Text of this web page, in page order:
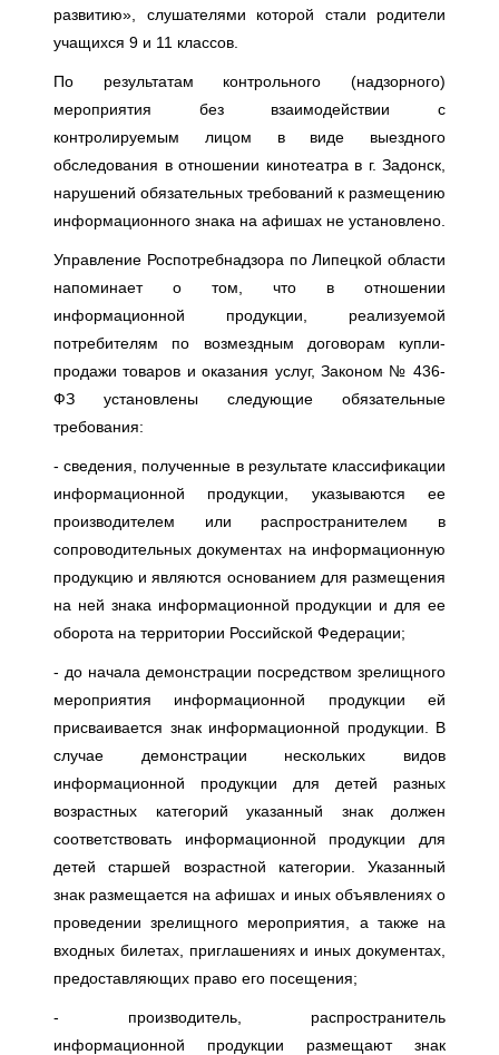
развитию», слушателями которой стали родители
учащихся 9 и 11 классов.
По результатам контрольного (надзорного)
мероприятия без взаимодействии с
контролируемым лицом в виде выездного
обследования в отношении кинотеатра в г. Задонск,
нарушений обязательных требований к размещению
информационного знака на афишах не установлено.
Управление Роспотребнадзора по Липецкой области
напоминает о том, что в отношении
информационной продукции, реализуемой
потребителям по возмездным договорам купли-
продажи товаров и оказания услуг, Законом № 436-
ФЗ установлены следующие обязательные
требования:
- сведения, полученные в результате классификации
информационной продукции, указываются ее
производителем или распространителем в
сопроводительных документах на информационную
продукцию и являются основанием для размещения
на ней знака информационной продукции и для ее
оборота на территории Российской Федерации;
- до начала демонстрации посредством зрелищного
мероприятия информационной продукции ей
присваивается знак информационной продукции. В
случае демонстрации нескольких видов
информационной продукции для детей разных
возрастных категорий указанный знак должен
соответствовать информационной продукции для
детей старшей возрастной категории. Указанный
знак размещается на афишах и иных объявлениях о
проведении зрелищного мероприятия, а также на
входных билетах, приглашениях и иных документах,
предоставляющих право его посещения;
- производитель, распространитель
информационной продукции размещают знак